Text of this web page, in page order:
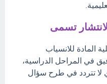
تسمى
المادة للانسياب
في المراحل الدراسية،
لا تتردد في طرح سؤال